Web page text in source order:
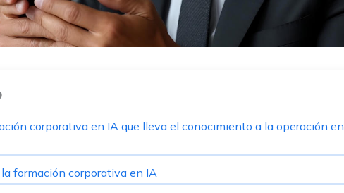
corporativa en IA que lleva el conocimiento a la operación en
formación corporativa en IA